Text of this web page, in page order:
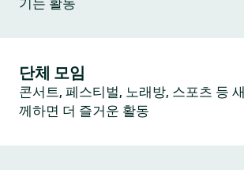
기는 활동
단체 모임
콘서트, 페스티벌, 노래방, 스포츠 등
께하면 더 즐거운 활동